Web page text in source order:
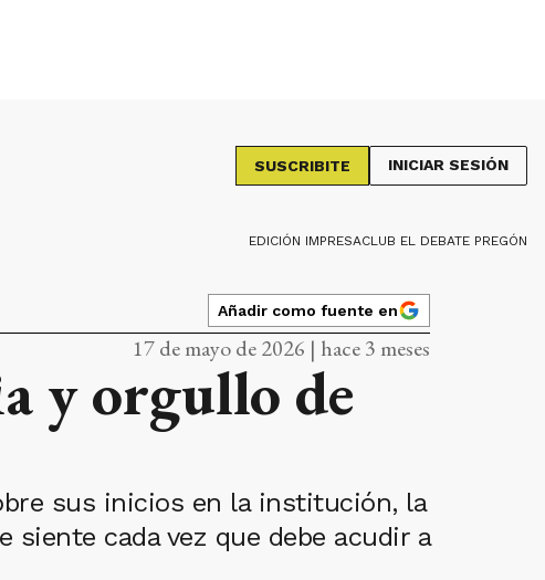
SUSCRIBITE INICIAR SESIÓN
EDICIÓN IMPRESACLUB EL DEBATE PREGÓN
Añadir como fuente en
17 de mayo de 2026 | hace 3 meses
y orgullo de
sus inicios en la institución, la
cada vez que debe acudir a